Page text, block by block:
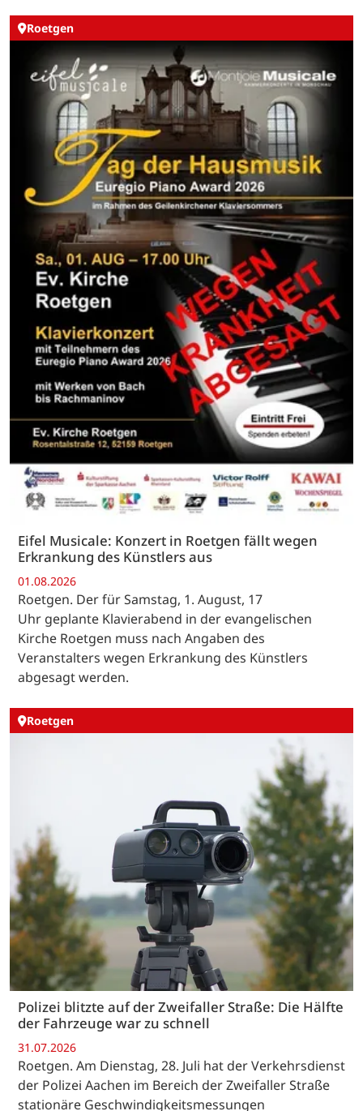
Roetgen
Eifel Musicale: Konzert in Roetgen fällt wegen
Erkrankung des Künstlers aus
01.08.2026
Roetgen. Der für Samstag, 1. August, 17
Uhr geplante Klavierabend in der evangelischen
Kirche Roetgen muss nach Angaben des
Veranstalters wegen Erkrankung des Künstlers
abgesagt werden.
Roetgen
Polizei blitzte auf der Zweifaller Straße: Die Hälfte
der Fahrzeuge war zu schnell
31.07.2026
Roetgen. Am Dienstag, 28. Juli hat der Verkehrsdienst
der Polizei Aachen im Bereich der Zweifaller Straße
stationäre Geschwindigkeitsmessungen